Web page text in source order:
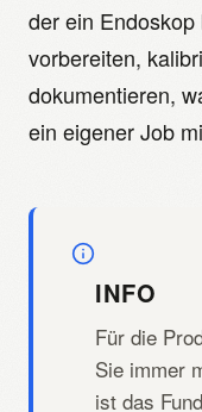
der ein
vorbereiten,
dokumentieren,
ein eigener Job
INFO
Für die
Sie immer
ist das